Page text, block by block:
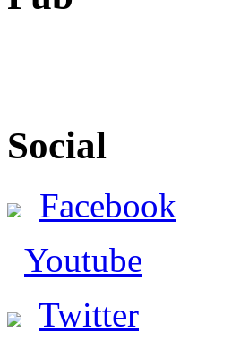
Social
Facebook
Youtube
Twitter